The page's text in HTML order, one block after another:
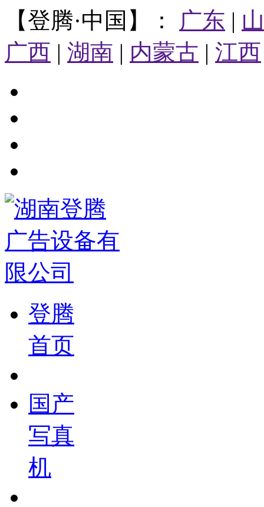
【登腾·中国】： 广东 |
广西 | 湖南 | 内蒙古 | 江西
登腾
首页
国产
写真
机